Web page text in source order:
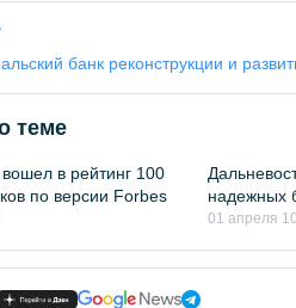
банк реконструкции и
теме
в рейтинг 100
по версии Forbes
надежных
01 апреля